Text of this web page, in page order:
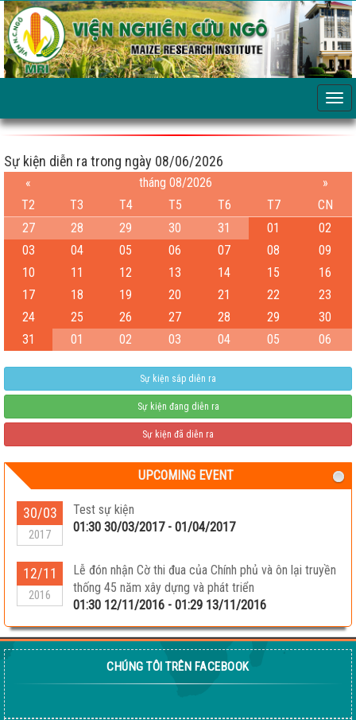
Sự kiện diễn ra trong ngày 08/06/2026
« tháng 08/2026
»
T2
T3 T4 T5 T6 T7
CN
27
28 29 30 31 01
02
03
04 05 06 07 08
09
10
11 12 13 14 15
16
17
18 19 20 21 22
23
24
25 26 27 28 29
30
31
01 02 03 04 05 06
Sự kiện sắp diễn ra
Sự kiện đang diễn ra
Sự kiện đã diễn ra
UPCOMING EVENT
30/03
2017
Test sự kiện
01:30 30/03/2017 - 01/04/2017
12/11
2016
Lễ đón nhận Cờ thi đua của Chính phủ và ôn lại truyền
thống 45 năm xây dựng và phát triển
01:30 12/11/2016 - 01:29 13/11/2016
CHÚNG TÔI TRÊN FACEBOOK